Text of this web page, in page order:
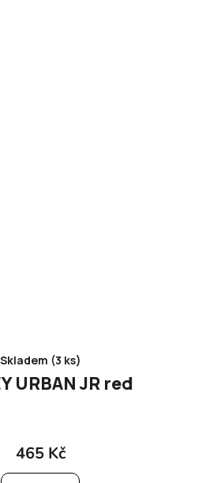
Skladem (3 ks)
URBAN JR red
465 Kč